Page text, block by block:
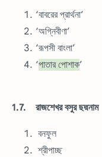
‘বাবরের প্রার্থনা’
‘অগ্নিবীণা’
‘রূপসী বাংলা’
‘পাতার পোশাক’
1.7. রাজশেখর বসুর ছদ্মনাম
বনফুল
শ্রীপাচ্ছ